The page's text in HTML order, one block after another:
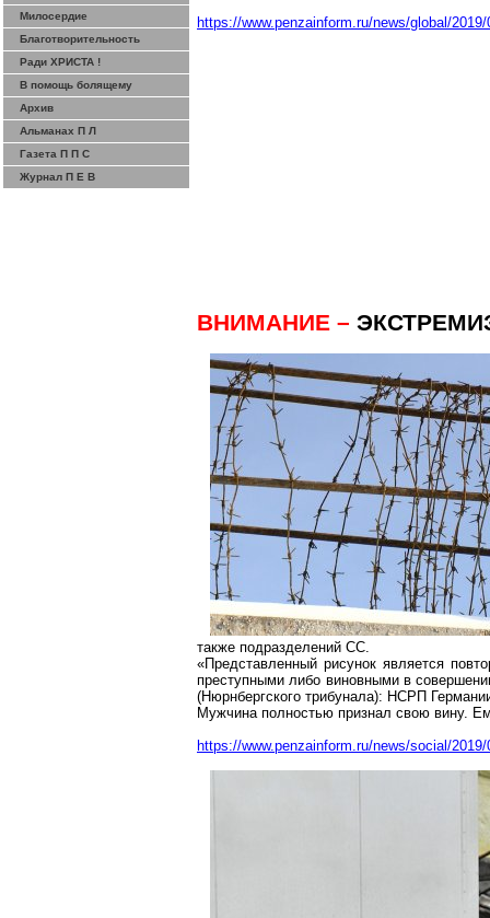
Милосердие
Благотворительность
Ради ХРИСТА !
В помощь болящему
Архив
Альманах П Л
Газета П П С
Журнал П Е В
https://www.penzainform.ru/news/global/
ВНИМАНИЕ –
также подразделений СС.
«Представленный рисунок является
преступными либо виновными в
(Нюрнбергского трибунала): НСРП
Мужчина полностью признал свою вину.
https://www.penzainform.ru/news/social/